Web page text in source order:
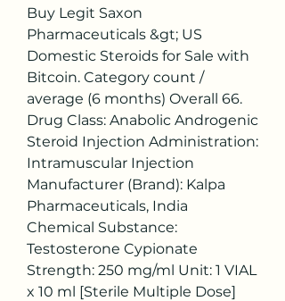
Buy Legit Saxon
Pharmaceuticals &gt; US
Domestic Steroids for Sale with
Bitcoin. Category count /
average (6 months) Overall 66.
Drug Class: Anabolic Androgenic
Steroid Injection Administration:
Intramuscular Injection
Manufacturer (Brand): Kalpa
Pharmaceuticals, India
Chemical Substance:
Testosterone Cypionate
Strength: 250 mg/ml Unit: 1 VIAL
x 10 ml [Sterile Multiple Dose]